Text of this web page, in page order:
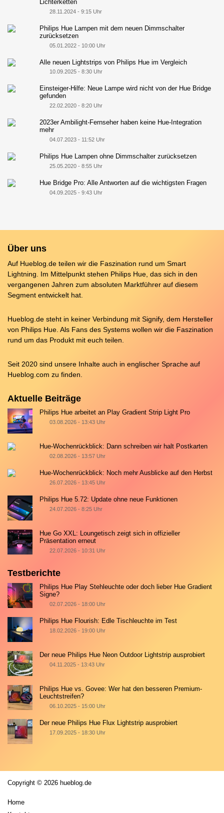
Lichterketten
28.11.2024 - 9:15 Uhr
Philips Hue Lampen mit dem neuen Dimmschalter
zurücksetzen
05.01.2022 - 10:00 Uhr
Alle neuen Lightstrips von Philips Hue im Vergleich
10.09.2025 - 8:30 Uhr
Einsteiger-Hilfe: Neue Lampe wird nicht von der Hue Bridge
gefunden
22.02.2020 - 8:20 Uhr
2023er Ambilight-Fernseher haben keine Hue-Integration
mehr
04.07.2023 - 11:52 Uhr
Philips Hue Lampen ohne Dimmschalter zurücksetzen
25.05.2020 - 8:55 Uhr
Hue Bridge Pro: Alle Antworten auf die wichtigsten Fragen
04.09.2025 - 9:43 Uhr
Über uns
Auf Hueblog.de teilen wir die Faszination rund um Smart
Lightning. Im Mittelpunkt stehen Philips Hue, das sich in den
vergangenen Jahren zum absoluten Marktführer auf diesem
Segment entwickelt hat.
Hueblog.de steht in keiner Verbindung mit Signify, dem Hersteller
von Philips Hue. Als Fans des Systems wollen wir die Faszination
rund um das Produkt mit euch teilen.
Seit 2020 sind unsere Inhalte auch in englischer Sprache auf
Hueblog.com zu finden.
Aktuelle Beiträge
Philips Hue arbeitet an Play Gradient Strip Light Pro
03.08.2026 - 13:43 Uhr
Hue-Wochenrückblick: Dann schreiben wir halt Postkarten
02.08.2026 - 13:57 Uhr
Hue-Wochenrückblick: Noch mehr Ausblicke auf den Herbst
26.07.2026 - 13:45 Uhr
Philips Hue 5.72: Update ohne neue Funktionen
24.07.2026 - 8:25 Uhr
Hue Go XXL: Loungetisch zeigt sich in offizieller
Präsentation erneut
22.07.2026 - 10:31 Uhr
Testberichte
Philips Hue Play Stehleuchte oder doch lieber Hue Gradient
Signe?
02.07.2026 - 18:00 Uhr
Philips Hue Flourish: Edle Tischleuchte im Test
18.02.2026 - 19:00 Uhr
Der neue Philips Hue Neon Outdoor Lightstrip ausprobiert
04.11.2025 - 13:43 Uhr
Philips Hue vs. Govee: Wer hat den besseren Premium-
Leuchtstreifen?
06.10.2025 - 15:00 Uhr
Der neue Philips Hue Flux Lightstrip ausprobiert
17.09.2025 - 18:30 Uhr
Copyright © 2026 hueblog.de
Home